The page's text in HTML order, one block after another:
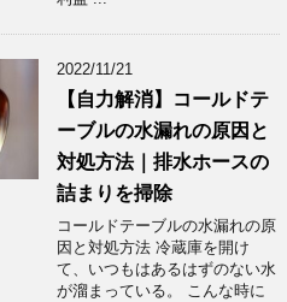
2022/11/21
【自力解消】コールドテ
ーブルの水漏れの原因と
対処方法｜排水ホースの
詰まりを掃除
コールドテーブルの水漏れの原
因と対処方法 冷蔵庫を開け
て、いつもはあるはずのない水
が溜まっている。 こんな時に